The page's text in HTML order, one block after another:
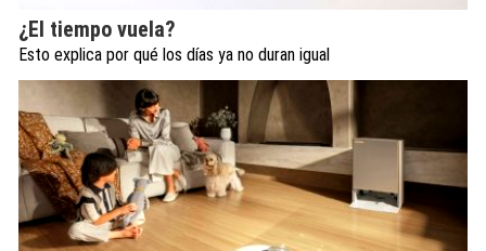
¿El tiempo vuela?
Esto explica por qué los días ya no duran igual